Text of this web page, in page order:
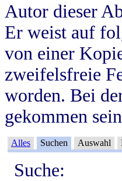
Autor dieser
Er weist auf
von einer
zweifelsfreie
worden. Bei
gekommen
Alles Suchen Auswahl
Suche: